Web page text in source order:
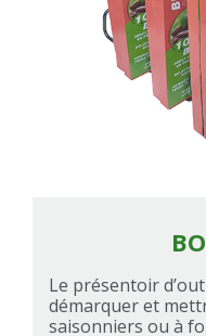
Le présentoir
démarquer et
saisonniers ou à